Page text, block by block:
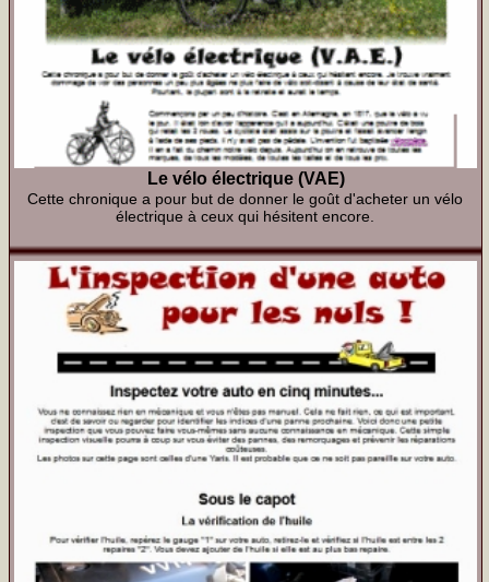
Le vélo électrique (VAE)
Cette chronique a pour but de donner le goût d'acheter un vélo
électrique à ceux qui hésitent encore.